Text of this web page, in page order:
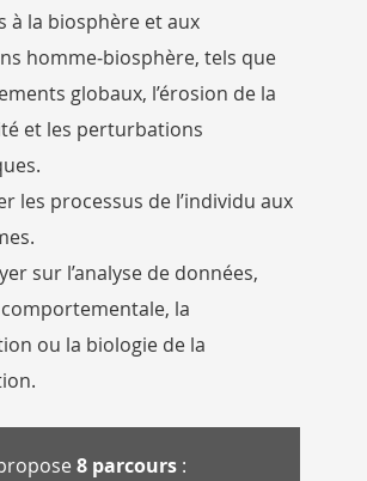
à la biosphère et aux
homme‐biosphère, tels que
globaux, l’érosion de la
et les perturbations
les processus de l’individu aux
sur l’analyse de données,
la
ou la biologie de la
8 parcours :